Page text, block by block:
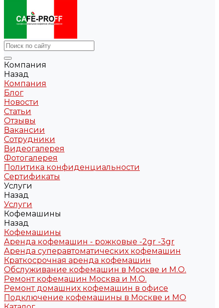
Компания
Назад
Компания
Блог
Новости
Статьи
Отзывы
Вакансии
Сотрудники
Видеогалерея
Фотогалерея
Политика конфиденциальности
Сертификаты
Услуги
Назад
Услуги
Кофемашины
Назад
Кофемашины
Аренда кофемашин - рожковые -2gr -3gr
Аренда суперавтоматических кофемашин
Краткосрочная аренда кофемашин
Обслуживание кофемашин в Москве и М.О.
Ремонт кофемашин Москва и М.О.
Ремонт домашних кофемашин в офисе
Подключение кофемашины в Москве и МО